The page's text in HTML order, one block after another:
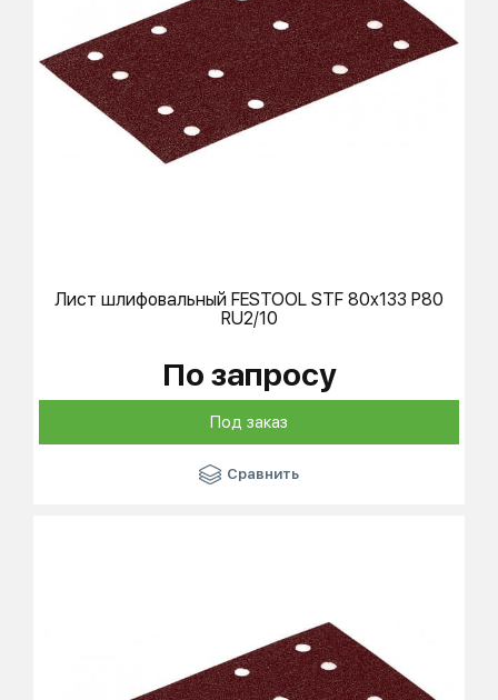
Лист шлифовальный FESTOOL STF 80x133 P80
RU2/10
По запросу
Под заказ
Сравнить